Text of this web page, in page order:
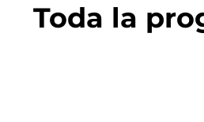
Toda la